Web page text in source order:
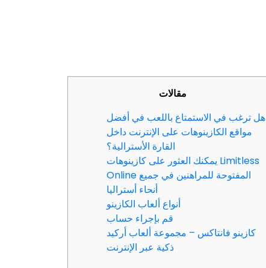
مقالات
هل ترغب في الاستمتاع باللعب في أفضل
مواقع الكازينوهات على الإنترنت داخل
القارة الأسترالية؟
يمكنك العثور على كازينوهات Limitless
Online المفتوحة للمراهنين في جميع
أنحاء أستراليا
أنواع ألعاب الكازينو
قم بإجراء حساب
كازينو فانتاكس – مجموعة ألعاب أركيد
ذكية عبر الإنترنت